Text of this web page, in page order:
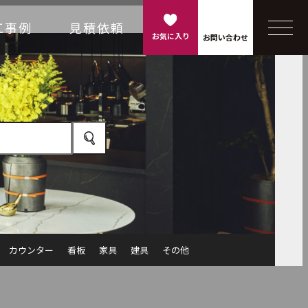
例 見積依頼
お気に入り お問い合わせ
カウンター 看板 家具 建具 その他